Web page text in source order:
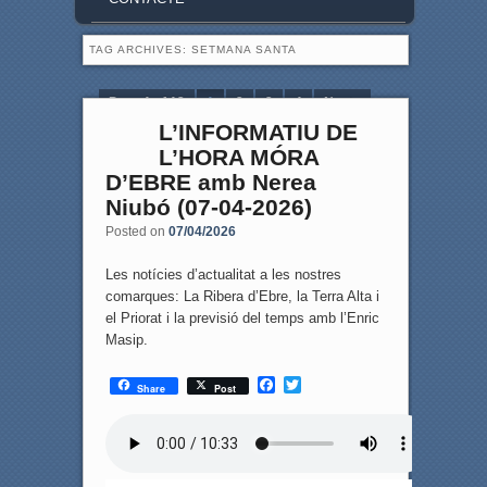
TAG ARCHIVES: SETMANA SANTA
Page 1 of 13 1 2 3 4
Next ›
L’INFORMATIU DE
L’HORA MÓRA
D’EBRE amb Nerea
Niubó (07-04-2026)
Posted on 07/04/2026
Les notícies d’actualitat a les nostres
comarques: La Ribera d’Ebre, la Terra Alta i
el Priorat i la previsió del temps amb l’Enric
Masip.
Share Post
F
T